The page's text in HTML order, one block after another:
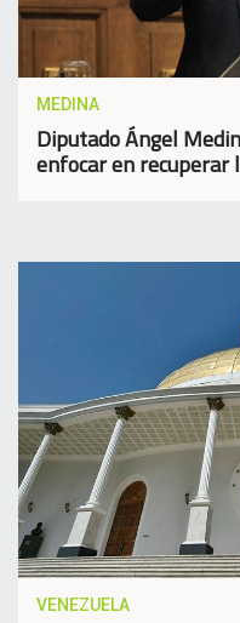
MEDINA
Diputado Ángel
enfocar en recuperar
VENEZUELA